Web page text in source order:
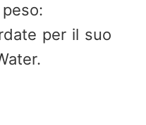
per il suo